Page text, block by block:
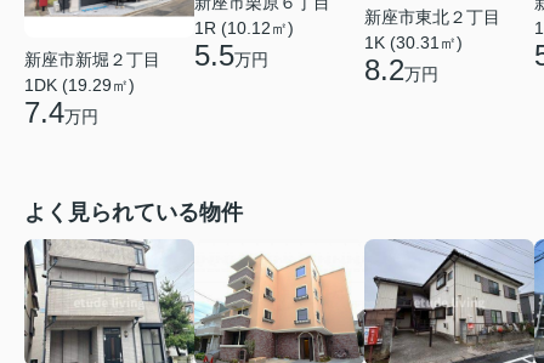
新座市新堀２丁目
1DK (19.29㎡)
7.4万円
1R (10.12㎡)
5.5万円
新座市東北２丁目
1K (30.31㎡)
8.2万円
よく見られている物件